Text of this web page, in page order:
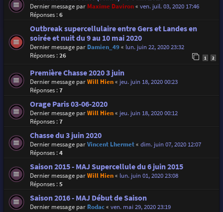
Dernier message par Maxime Daviron« ven. juil. 03, 2020 17:46
Réponses :6
Outbreak supercellulaire entre Gers et Landes en
soirée et nuit du 9 au 10 mai 2020
Dernier message par Damien_49« lun. juin 22, 2020 23:32
Réponses :26 1 2
Première Chasse 2020 3 juin
Dernier message parWill Hien« jeu. juin 18, 2020 00:23
Réponses :7
Orage Paris 03-06-2020
Dernier message parWill Hien« jeu. juin 18, 2020 00:12
Réponses :7
Chasse du 3 juin 2020
Dernier message parVincent Lhermet« dim. juin 07, 2020 12:07
Réponses :4
Saison 2015 - MAJ Supercellule du 6 juin 2015
Dernier message parWill Hien« lun. juin 01, 2020 23:08
Réponses :5
Saison 2016 - MAJ Début de Saison
Dernier message par Rodac« ven. mai 29, 2020 23:19